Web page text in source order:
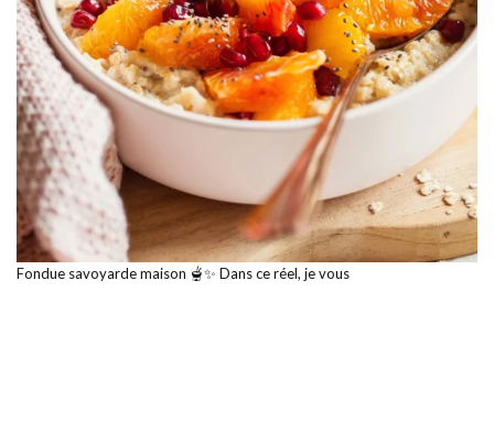
Fondue savoyarde maison 🫕✨ Dans ce réel, je vous